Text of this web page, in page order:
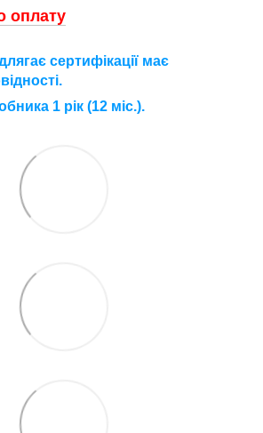
оплату
сертифікації має
1 рік (12 міс.).